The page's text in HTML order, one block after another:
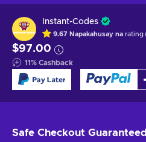
Instant-Codes
9.67 Napakahusay na rating
$97.00
11% Cashback
Safe Checkout Guaranteed